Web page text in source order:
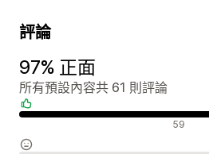
評論
97% 正面
所有預設內容共 61 則評論
正面評論 59